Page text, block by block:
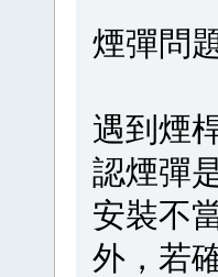
煙彈問
遇到煙
認煙彈
安裝不
外，若